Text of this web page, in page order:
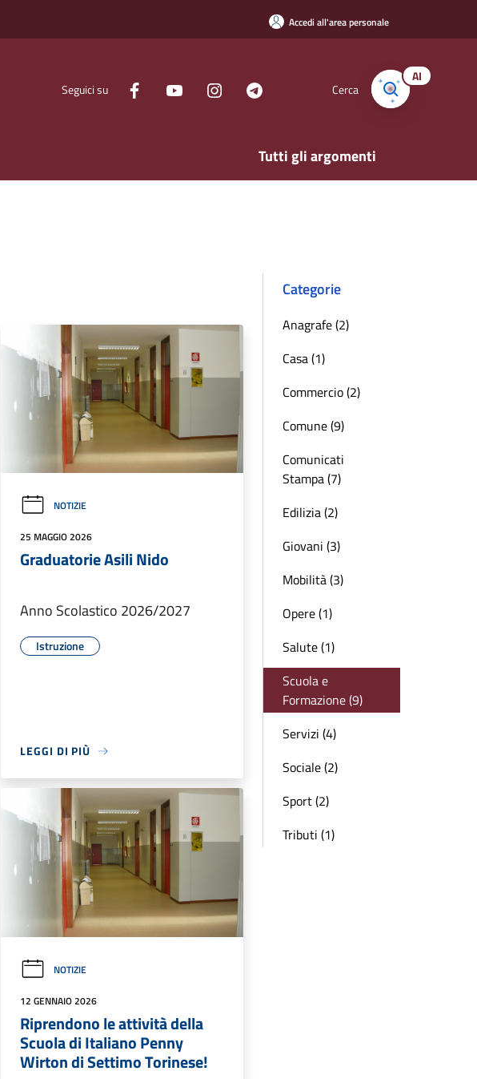
Accedi all'area personale
Seguici su Cerca
AI
Tutti gli argomenti
NOTIZIE
25 MAGGIO 2026
Graduatorie Asili Nido
Anno Scolastico 2026/2027
Istruzione
LEGGI DI PIÙ
NOTIZIE
12 GENNAIO 2026
Riprendono le attività della
Scuola di Italiano Penny
Wirton di Settimo Torinese!
Categorie
Anagrafe (2)
Casa (1)
Commercio (2)
Comune (9)
Comunicati
Stampa (7)
Edilizia (2)
Giovani (3)
Mobilità (3)
Opere (1)
Salute (1)
Scuola e
Formazione (9)
Servizi (4)
Sociale (2)
Sport (2)
Tributi (1)